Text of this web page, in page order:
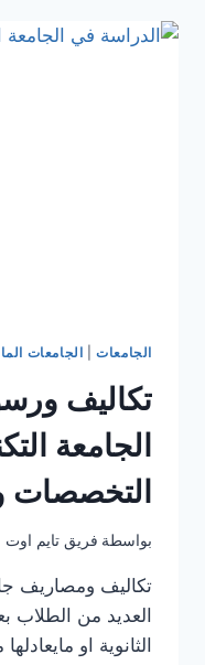
الجامعات| الجامعات
تكاليف
الجامعة
التخصصات
بواسطة فريق تايم اوت
العديد من الطلاب
الثانوية او